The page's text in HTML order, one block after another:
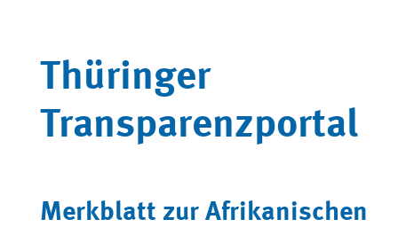
Thüringer
Transparenzportal
Merkblatt zur Afrikanischen